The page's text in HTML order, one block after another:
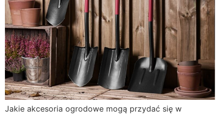
Jakie akcesoria ogrodowe mogą przydać się w